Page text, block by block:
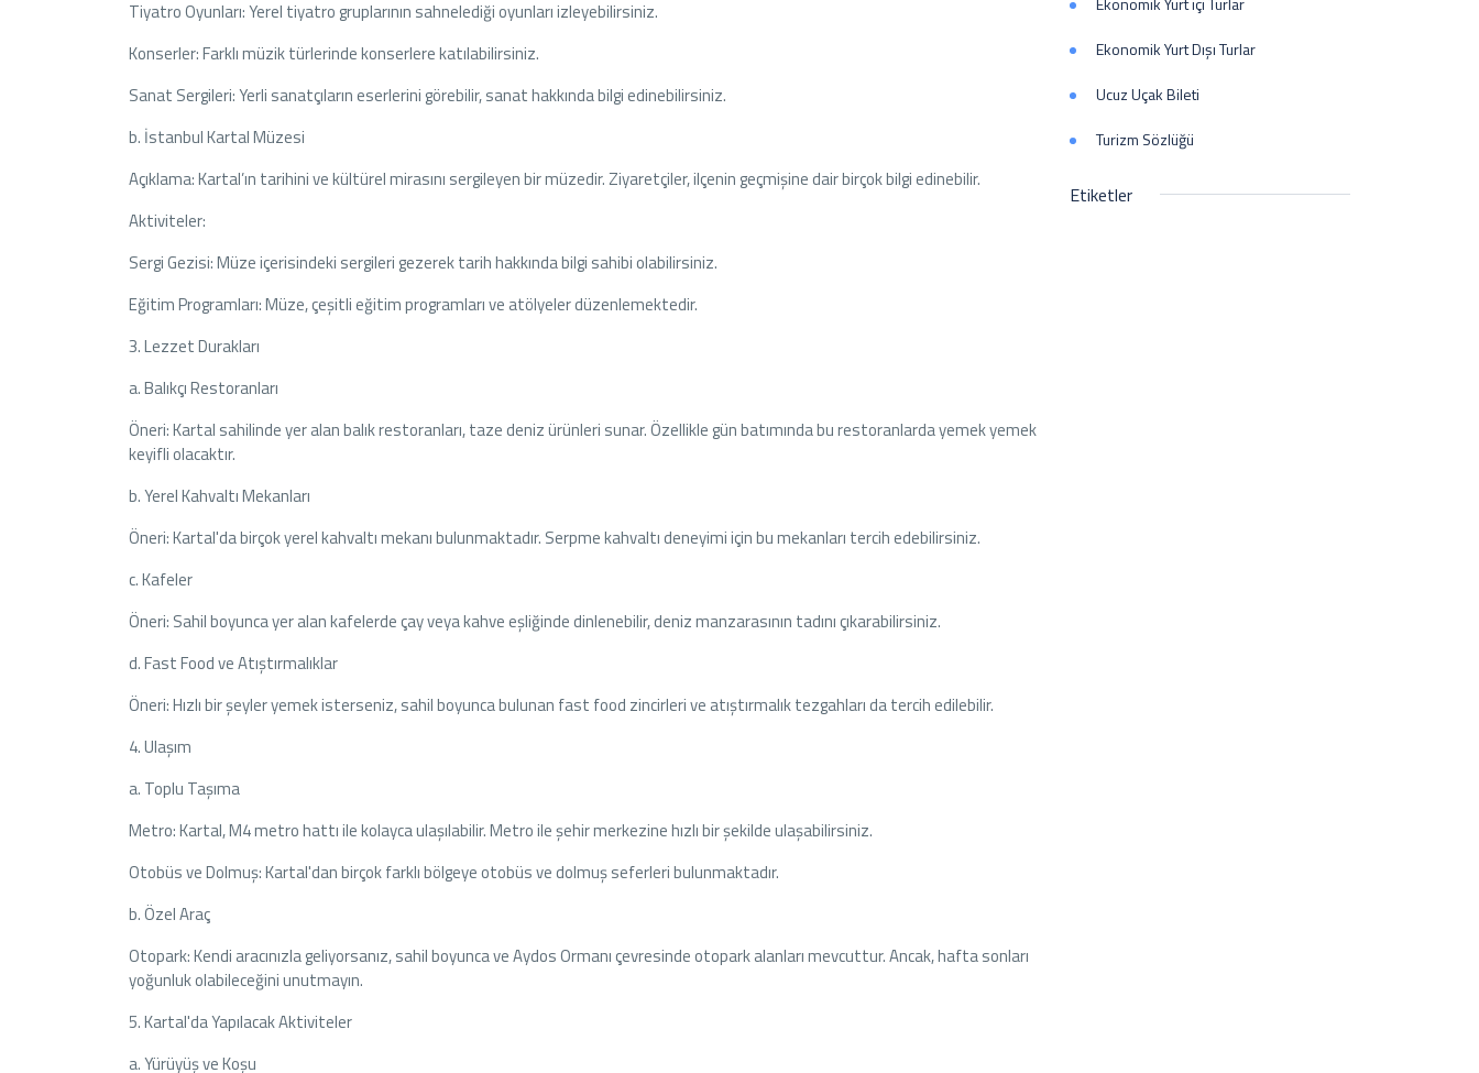
Tiyatro Oyunları: Yerel tiyatro gruplarının sahnelediği oyunları izleyebilirsiniz.
Konserler: Farklı müzik türlerinde konserlere katılabilirsiniz.
Sanat Sergileri: Yerli sanatçıların eserlerini görebilir, sanat hakkında bilgi edinebilirsiniz.
b. İstanbul Kartal Müzesi
Açıklama: Kartal’ın tarihini ve kültürel mirasını sergileyen bir müzedir. Ziyaretçiler, ilçenin geçmişine dair birçok bilgi edinebilir.
Aktiviteler:
Sergi Gezisi: Müze içerisindeki sergileri gezerek tarih hakkında bilgi sahibi olabilirsiniz.
Eğitim Programları: Müze, çeşitli eğitim programları ve atölyeler düzenlemektedir.
3. Lezzet Durakları
a. Balıkçı Restoranları
Öneri: Kartal sahilinde yer alan balık restoranları, taze deniz ürünleri sunar. Özellikle gün batımında bu restoranlarda yemek yemek
keyifli olacaktır.
b. Yerel Kahvaltı Mekanları
Öneri: Kartal'da birçok yerel kahvaltı mekanı bulunmaktadır. Serpme kahvaltı deneyimi için bu mekanları tercih edebilirsiniz.
c. Kafeler
Öneri: Sahil boyunca yer alan kafelerde çay veya kahve eşliğinde dinlenebilir, deniz manzarasının tadını çıkarabilirsiniz.
d. Fast Food ve Atıştırmalıklar
Öneri: Hızlı bir şeyler yemek isterseniz, sahil boyunca bulunan fast food zincirleri ve atıştırmalık tezgahları da tercih edilebilir.
4. Ulaşım
a. Toplu Taşıma
Metro: Kartal, M4 metro hattı ile kolayca ulaşılabilir. Metro ile şehir merkezine hızlı bir şekilde ulaşabilirsiniz.
Otobüs ve Dolmuş: Kartal'dan birçok farklı bölgeye otobüs ve dolmuş seferleri bulunmaktadır.
b. Özel Araç
Otopark: Kendi aracınızla geliyorsanız, sahil boyunca ve Aydos Ormanı çevresinde otopark alanları mevcuttur. Ancak, hafta sonları
yoğunluk olabileceğini unutmayın.
5. Kartal'da Yapılacak Aktiviteler
a. Yürüyüş ve Koşu
Ekonomik Yurt Dışı Turlar
Ucuz Uçak Bileti
Turizm Sözlüğü
Etiketler